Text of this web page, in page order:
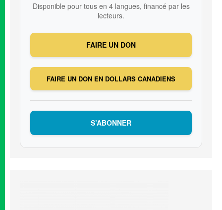
Disponible pour tous en 4 langues, financé par les
lecteurs.
FAIRE UN DON
FAIRE UN DON EN DOLLARS CANADIENS
S’ABONNER